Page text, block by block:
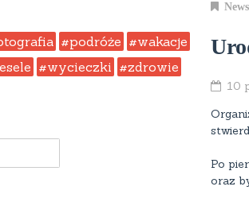
10
Po
oraz
podróże
wakacje
wycieczki
zdrowie